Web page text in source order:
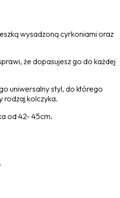
wysadzoną cyrkoniami oraz
że dopasujesz go do każdej
uniwersalny styl, do którego
rodzaj kolczyka.
od 42- 45cm.